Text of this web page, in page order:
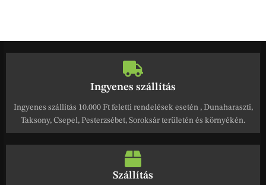
Ingyenes szállítás
Ingyenes szállítás 10.000 Ft feletti rendelések esetén , Dunaharaszti,
Taksony, Csepel, Pesterzsébet, Soroksár területén és környékén.
Szállítás